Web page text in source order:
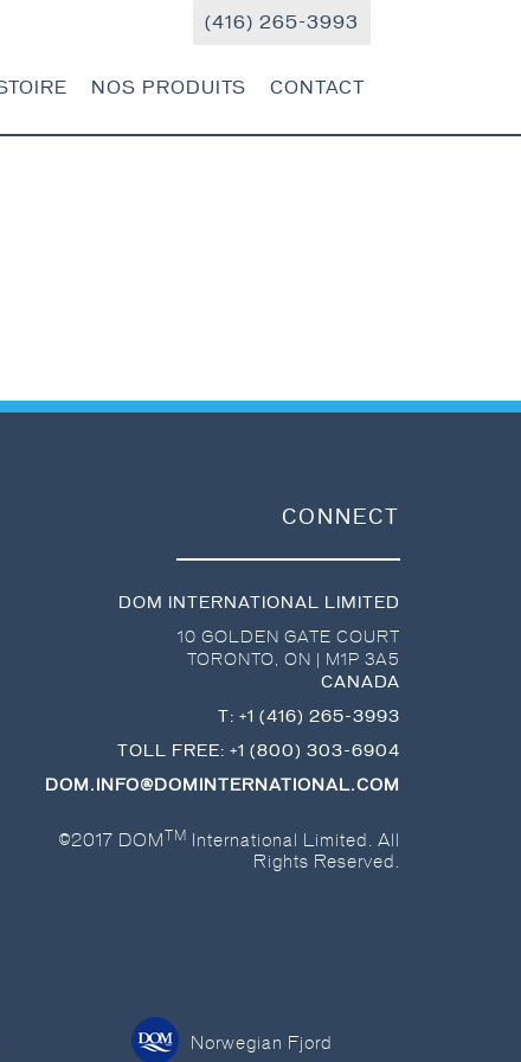
NOS PRODUITS CONTACT
(416) 265-3993
CONNECT
DOM INTERNATIONAL LIMITED
10 GOLDEN GATE COURT
TORONTO, ON
M1P 3A5
CANADA
T: +1 (416) 265-3993
TOLL FREE: +1 (800) 303-6904
DOM.INFO@DOMINTERNATIONAL.COM
©2017 DOMTM
International Limited. All
Rights Reserved.
Norwegian Fjord